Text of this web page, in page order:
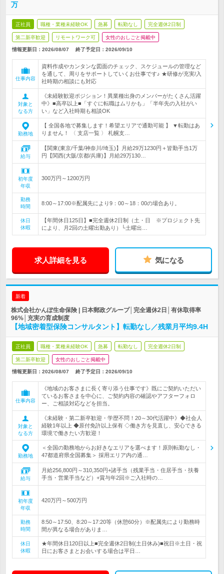
万
正社員 職種・業種未経験OK 急募 転勤なし 完全週休2日制
第二新卒歓迎 リモートワーク可 女性のおしごと掲載中
情報更新日：2026/08/07 終了予定日： 2026/09/10
仕事内容
資料作成やカンタンな図面のチェック、スケジュールの管理など
を通して、周りをサポートしていくお仕事です♪ ★研修が充実/入
社時期の相談にも対応
対象と
なる方
《未経験歓迎ポジション！異業種出身のメンバーがたくさん活躍
中》■高卒以上■「すぐに転職はムリかも」「半年先の入社がい
い」など入社時期も相談OK
勤務地
【 全国各地で募集します！希望エリアで通勤可能 】 ▼転勤はあ
りません！ 〈 支店一覧 〉 札幌支…
給与
【関東(東京/千葉/神奈川/埼玉)】月給29万1230円＋皆勤手当1万
円【関西(大阪/京都/兵庫)】月給29万130…
初年度
年収
300万円～1200万円
勤務
時間
8:00～17:00※配属先により9：00～18：00の場合あり。
休日
休暇
【年間休日125日】■完全週休2日制（土・日 ※プロジェクト先
により、月2回の土曜出勤あり）└土曜出…
求人詳細を見る 気になる
新着
株式会社かんぽ生命保険 | 日本郵政グループ│完全週休2日│有休取得率
96%│充実の育成制度
【地域密着型保険コンサルタント】転勤なし／残業月平均9.4H
正社員 職種・業種未経験OK 急募 転勤なし 完全週休2日制
第二新卒歓迎 女性のおしごと掲載中
情報更新日：2026/08/07 終了予定日： 2026/09/10
仕事内容
《地域のお客さまに長く寄り添う仕事です》既にご契約いただい
ているお客さまを中心に、ご契約内容の確認やアフターフォロ
ー、ご相談対応などを担当。
対象と
なる方
《未経験・第二新卒歓迎・学歴不問！20～30代活躍中》◆社会人
経験1年以上 ◆原付免許以上保有 ◇働き方を見直し、安心できる
環境で働きたい方歓迎！
勤務地
＜全国の勤務地からお好きなエリアを選べます！原則転勤なし・
47都道府県全国募集＞ 採用エリア内の通…
給与
月給256,800円～310,350円+諸手当（残業手当・住居手当・扶養
手当・営業手当など）+賞与年2回※ご入社時の…
初年度
年収
420万円～500万円
勤務
時間
8:50～17:50、8:20～17:20等（休憩60分）※配属先により勤務時
間が異なる場合がありま…
休日
休暇
★年間休日120日以上■完全週休2日制(土日休み)■祝日※土日・祝
日にお客さまとお会いする場合は平日…